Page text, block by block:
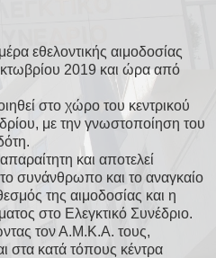
εθελοντικής αιμοδοσίας
2019 και ώρα από
στο χώρο του κεντρικού
με την γνωστοποίηση του
και αποτελεί
συνάνθρωπο και το αναγκαίο
της αιμοδοσίας και η
στο Ελεγκτικό Συνέδριο.
τον Α.Μ.Κ.Α. τους,
στα κατά τόπους κέντρα